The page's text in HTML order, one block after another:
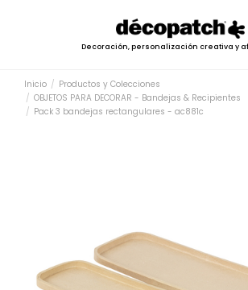
Decoración, personalización creativa y
Inicio
Productos y Colecciones
OBJETOS PARA DECORAR - Bandejas & Recipientes
Pack 3 bandejas rectangulares - ac881c